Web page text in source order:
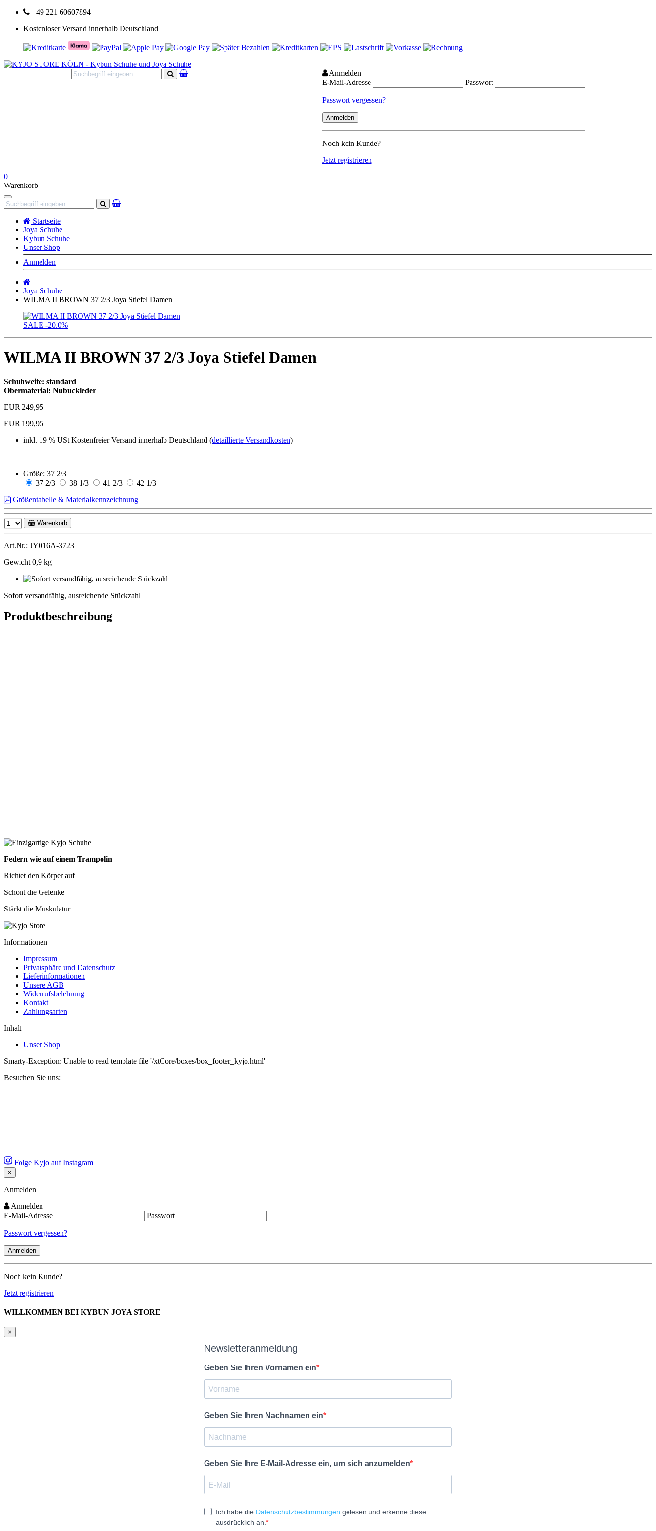
+49 221 60607894
Kostenloser Versand innerhalb Deutschland
Suchen
Anmelden
E-Mail-Adresse
Passwort
Passwort vergessen?
Noch kein Kunde?
Jetzt registrieren
0
Warenkorb
Navigation
Suchen
Startseite
Joya Schuhe
Kybun Schuhe
Unser Shop
Anmelden
Joya Schuhe
WILMA II BROWN 37 2/3 Joya Stiefel Damen
SALE -20.0%
WILMA II BROWN 37 2/3 Joya Stiefel Damen
Schuhweite: standard
Obermaterial: Nubuckleder
EUR 249,95
EUR 199,95
inkl. 19 % USt Kostenfreier Versand innerhalb Deutschland (detaillierte Versandkosten)
Größe: 37 2/3
37 2/3
38 1/3 41 2/3
42 1/3
Größentabelle & Materialkennzeichnung
Warenkorb
Art.Nr.: JY016A-3723
Gewicht 0,9 kg
Sofort versandfähig, ausreichende Stückzahl
Produktbeschreibung
Federn wie auf einem Trampolin
Richtet den Körper auf
Schont die Gelenke
Stärkt die Muskulatur
Informationen
Impressum
Privatsphäre und Datenschutz
Lieferinformationen
Unsere AGB
Widerrufsbelehrung
Kontakt
Zahlungsarten
Inhalt
Unser Shop
Smarty-Exception: Unable to read template file '/xtCore/boxes/box_footer_kyjo.html'
Besuchen Sie uns:
Folge Kyjo auf Instagram
×
Close
Anmelden
Anmelden
E-Mail-Adresse
Passwort
Passwort vergessen?
Noch kein Kunde?
Jetzt registrieren
WILLKOMMEN BEI KYBUN JOYA STORE
×
Newsletteranmeldung
Geben Sie Ihren Vornamen ein
Geben Sie Ihren Nachnamen ein
Geben Sie Ihre E-Mail-Adresse ein, um sich anzumelden
Ich habe die Datenschutzbestimmungen gelesen und erkenne diese
ausdrücklich an.